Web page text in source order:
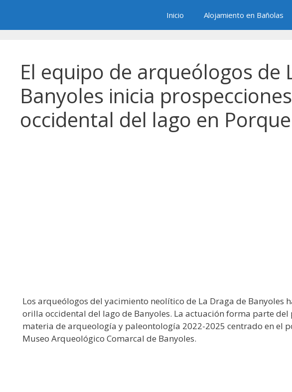
contenido
Inicio Alojamiento en Bañolas
El equipo de arqueólogos de
Banyoles inicia
occidental del lago en
Los arqueólogos del yacimiento neolítico de La Draga de Banyoles
orilla occidental del lago de Banyoles. La actuación forma parte
materia de arqueología y paleontología 2022-2025 centrado en el
Museo Arqueológico Comarcal de Banyoles.